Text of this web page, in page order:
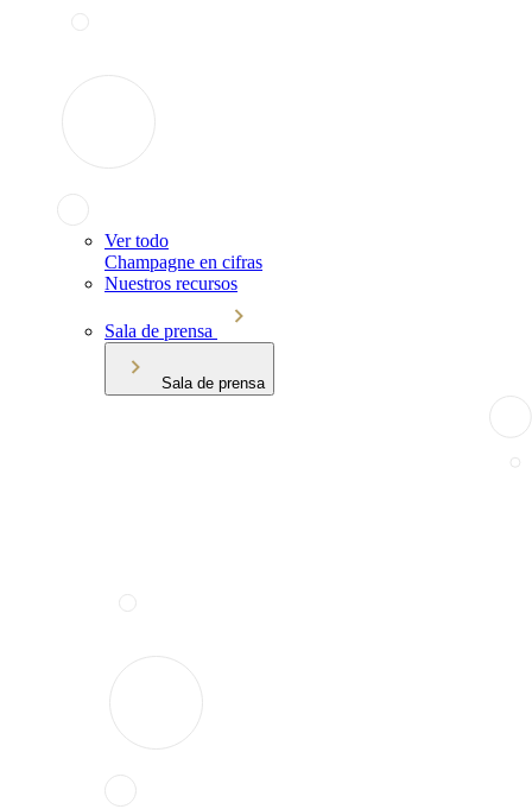
Ver todo
Champagne en cifras
Nuestros recursos
Sala de prensa
Sala de prensa